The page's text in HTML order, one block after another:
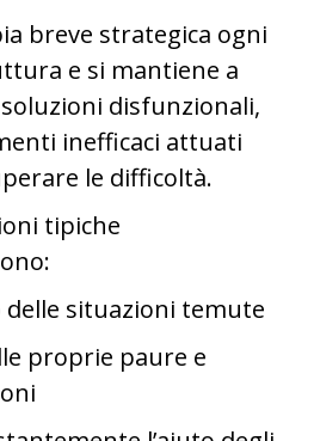
breve strategica ogni
e si mantiene a
disfunzionali,
inefficaci attuati
le difficoltà.
tipiche
delle situazioni temute
proprie paure e